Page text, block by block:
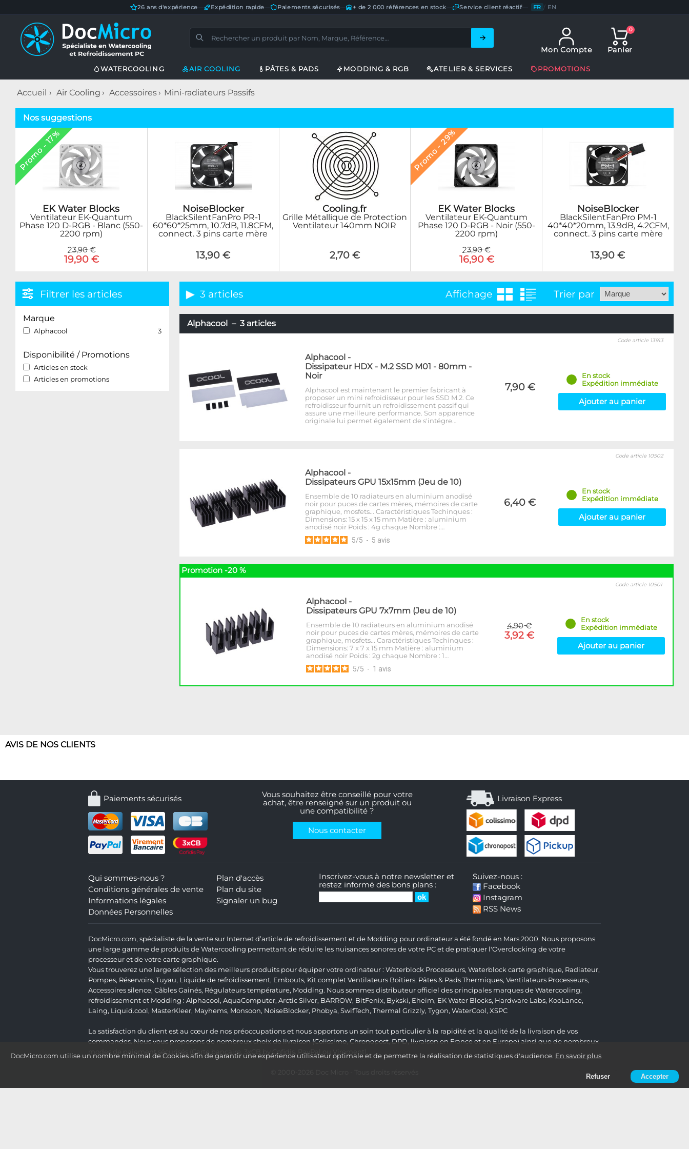
DocMicro.com utilise un nombre minimal de Cookies afin de garantir une expérience utilisateur optimale et de permettre la réalisation de statistiques d'audience. En savoir plus
Refuser Accepter
26 ans d'expérience Expédition rapide Paiements sécurisés— + de 2 000 références en stock Service client réactif— FR / EN
Mon Compte
0
Panier
WATERCOOLING AIR COOLING PÂTES & PADS MODDING & RGB ATELIER & SERVICES PROMOTIONS
Accueil Air Cooling Accessoires Mini-radiateurs Passifs
Nos suggestions
Promo - 17%
EK Water Blocks
Ventilateur EK-Quantum
Phase 120 D-RGB - Blanc (550-
2200 rpm)
23,90 €
19,90 €
NoiseBlocker
BlackSilentFanPro PR-1
60*60*25mm, 10.7dB, 11.8CFM,
connect. 3 pins carte mère
13,90 €
Cooling.fr
Grille Métallique de Protection
Ventilateur 140mm NOIR
2,70 €
Promo - 29%
EK Water Blocks
Ventilateur EK-Quantum
Phase 120 D-RGB - Noir (550-
2200 rpm)
23,90 €
16,90 €
NoiseBlocker
BlackSilentFanPro PM-1
40*40*20mm, 13.9dB, 4.2CFM,
connect. 3 pins carte mère
13,90 €
Filtrer les articles
Marque
Alphacool 3
Disponibilité / Promotions
Articles en stock
Articles en promotions
3 articles Affichage Trier par
Alphacool – 3 articles
Alphacool -
Dissipateur HDX - M.2 SSD M01 - 80mm -
Noir
Alphacool est maintenant le premier fabricant à
proposer un mini refroidisseur pour les SSD M.2. Ce
refroidisseur fournit un refroidissement passif qui
assure une meilleure performance. Son apparence
originale lui permet également de s'intégre…
7,90 €
Code article 13913
En stock
Expédition immédiate
Ajouter au panier
Alphacool -
Dissipateurs GPU 15x15mm (Jeu de 10)
Ensemble de 10 radiateurs en aluminium anodisé
noir pour puces de cartes mères, mémoires de carte
graphique, mosfets... Caractéristiques Techinques :
Dimensions: 15 x 15 x 15 mm Matière : aluminium
anodisé noir Poids : 4g chaque Nombre :…
5/5 - 5 avis
6,40 €
Code article 10502
En stock
Expédition immédiate
Ajouter au panier
Promotion -20 %
Alphacool -
Dissipateurs GPU 7x7mm (Jeu de 10)
Ensemble de 10 radiateurs en aluminium anodisé
noir pour puces de cartes mères, mémoires de carte
graphique, mosfets... Caractéristiques Techinques :
Dimensions: 7 x 7 x 15 mm Matière : aluminium
anodisé noir Poids : 2g chaque Nombre : 1…
5/5 - 1 avis
4,90 €
3,92 €
Code article 10501
En stock
Expédition immédiate
Ajouter au panier
AVIS DE NOS CLIENTS
Paiements sécurisés
Vous souhaitez être conseillé pour votre
achat, être renseigné sur un produit ou
une compatibilité ?
Nous contacter
Livraison Express
Qui sommes-nous ?
Conditions générales de vente
Informations légales
Données Personnelles
Plan d'accès
Plan du site
Signaler un bug
Inscrivez-vous à notre newsletter et
restez informé des bons plans :
Suivez-nous :
Facebook
Instagram
RSS News
DocMicro.com, spécialiste de la vente sur Internet d’article de refroidissement et de Modding pour ordinateur a été fondé en Mars 2000. Nous proposons
une large gamme de produits de Watercooling permettant de réduire les nuisances sonores de votre PC et de pratiquer l'Overclocking de votre
processeur et de votre carte graphique.
Vous trouverez une large sélection des meilleurs produits pour équiper votre ordinateur : Waterblock Processeurs, Waterblock carte graphique, Radiateur,
Pompes, Réservoirs, Tuyau, Liquide de refroidissement, Embouts, Kit complet Ventilateurs Boîtiers, Pâtes & Pads Thermiques, Ventilateurs Processeurs,
Accessoires silence, Câbles Gainés, Régulateurs température, Modding. Nous sommes distributeur officiel des principales marques de Watercooling,
refroidissement et Modding : Alphacool, AquaComputer, Arctic Silver, BARROW, BitFenix, Bykski, Eheim, EK Water Blocks, Hardware Labs, KooLance,
Laing, Liquid.cool, MasterKleer, Mayhems, Monsoon, NoiseBlocker, Phobya, SwifTech, Thermal Grizzly, Tygon, WaterCool, XSPC
La satisfaction du client est au cœur de nos préoccupations et nous apportons un soin tout particulier à la rapidité et la qualité de la livraison de vos
commandes. Nous vous proposons de nombreux choix de livraison (Colissimo, Chronopost, DPD, livraison en France et en Europe) ainsi que de nombreux
modes de paiement sécurisés (Carte bancaire, 3xCB by Cofidis, PayPal ou Virement).